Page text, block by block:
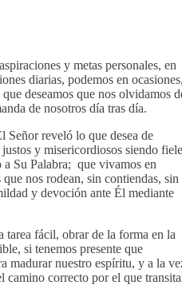
y metas personales, en
diarias, podemos en
deseamos que nos olvidamos
de nosotros día tras día.
Señor reveló lo que desea de
y misericordiosos siendo
a Su Palabra; que vivamos en
nos rodean, sin contiendas, sin
y devoción ante Él mediante
tarea fácil, obrar de la forma en la
si tenemos presente que
madurar nuestro espíritu, y a la
camino correcto por el que